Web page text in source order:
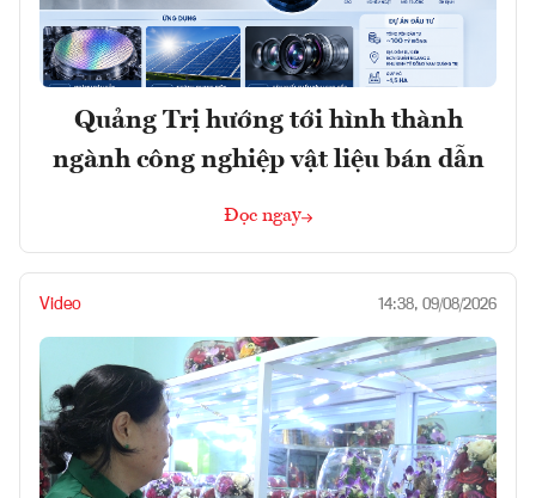
Quảng Trị hướng tới hình thành
ngành công nghiệp vật liệu bán dẫn
Đọc ngay
Video 14:38, 09/08/2026